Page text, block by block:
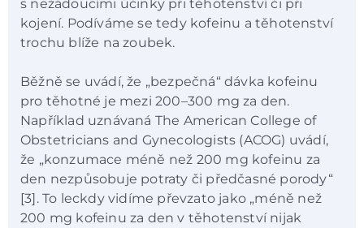
s nežádoucími účinky při těhotenství či při
kojení. Podíváme se tedy kofeinu a těhotenství
trochu blíže na zoubek.
Běžně se uvádí, že „bezpečná“ dávka kofeinu
pro těhotné je mezi 200–300 mg za den.
Například uznávaná The American College of
Obstetricians and Gynecologists (ACOG) uvádí,
že „konzumace méně než 200 mg kofeinu za
den nezpůsobuje potraty či předčasné porody“
[3]. To leckdy vidíme převzato jako „méně než
200 mg kofeinu za den v těhotenství nijak